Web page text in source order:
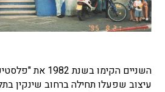
השניים הקימו
עיצוב שפעלו תחילה ברחוב שינקין